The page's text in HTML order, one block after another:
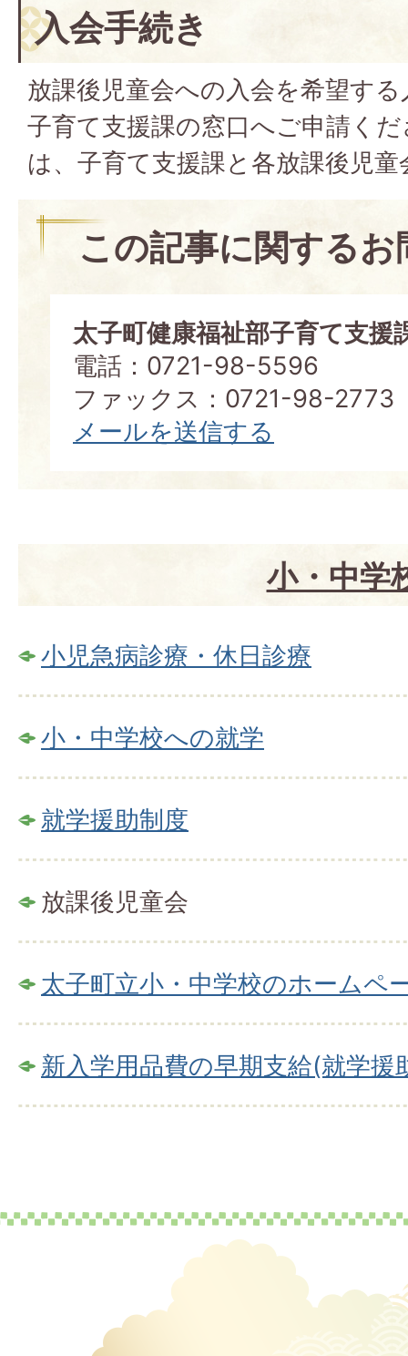
入会手続き
放課後児童会への入会を希望す
子育て支援課の窓口へご申請く
は、子育て支援課と各放課後児
この記事に関する
太子町健康福祉部子育て支援
電話：0721-98-5596
ファックス：0721-98-2773
メールを送信する
小・中学
小児急病診療・休日診療
小・中学校への就学
就学援助制度
放課後児童会
太子町立小・中学校のホームペ
新入学用品費の早期支給(就学援